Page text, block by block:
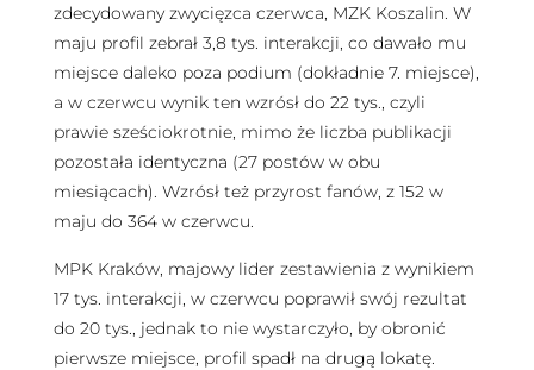
zdecydowany zwycięzca czerwca, MZK Koszalin. W
maju profil zebrał 3,8 tys. interakcji, co dawało mu
miejsce daleko poza podium (dokładnie 7. miejsce),
a w czerwcu wynik ten wzrósł do 22 tys., czyli
prawie sześciokrotnie, mimo że liczba publikacji
pozostała identyczna (27 postów w obu
miesiącach). Wzrósł też przyrost fanów, z 152 w
maju do 364 w czerwcu.
MPK Kraków, majowy lider zestawienia z wynikiem
17 tys. interakcji, w czerwcu poprawił swój rezultat
do 20 tys., jednak to nie wystarczyło, by obronić
pierwsze miejsce, profil spadł na drugą lokatę.